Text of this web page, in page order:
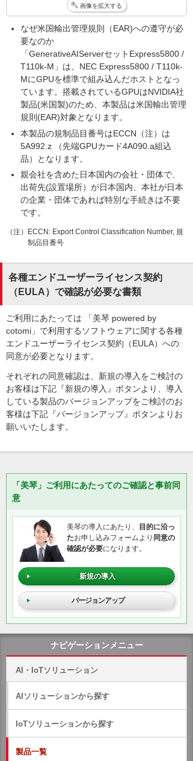
画像を拡大する
なぜ米国輸出管理規則（EAR)への遵守が必
要なのか
「GenerativeAIServerセットExpress5800 /
T110k-M」は、NEC Express5800 / T110k-
MにGPUを標準で組み込んだホストとなっ
ています。搭載されているGPUはNVIDIA社
製品(米国製)のため、本製品は米国輸出管理
規則(EAR)対象となります。
本製品の規制品目番号はECCN（注）は
5A992.z （先端GPUカード4A090.a組込
品）となります。
親会社を含めた日本国内の会社・団体で、
出荷先(設置場所）が日本国内、本社が日本
の企業・団体であれば特別な手続きは不要
です。
（注）ECCN: Export Control Classification Number, 規
制品目番号
各種エンドユーザーライセンス契約
（EULA）で確認が必要な書類
ご利用にあたっては 「美琴 powered by
cotomi」で利用するソフトウェアに関する各種
エンドユーザーライセンス契約（EULA）への
同意が必要となります。
それぞれの同意確認は、新規の導入をご検討の
お客様は下記『新規の導入』ボタンより、導入
している製品のバージョンアップをご検討のお
客様は下記『バージョンアップ』ボタンよりお
願いいたします。
「美琴」ご利用にあたってのご確認と事前同
意
美琴の導入にあたり、 目的に沿っ
たお申し込みフォームより 同意の
確認が必要になります。
新規の導入
バージョンアップ
ナビゲーションメニュー
AI・IoTソリューション
AIソリューションから探す
IoTソリューションから探す
製品一覧